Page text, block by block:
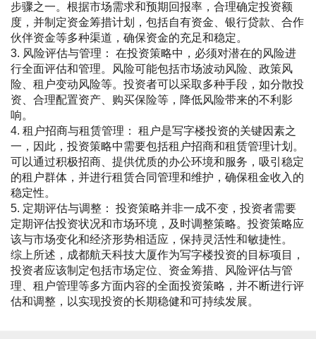
步骤之一。根据市场需求和预期回报率，合理确定投资额
度，并制定资金筹措计划，包括自有资金、银行贷款、合作
伙伴资金等多种渠道，确保资金的充足和稳定。
3. 风险评估与管理： 在投资策略中，必须对潜在的风险进
行全面评估和管理。风险可能包括市场波动风险、政策风
险、租户变动风险等。投资者可以采取多种手段，如分散投
资、合理配置资产、购买保险等，降低风险带来的不利影
响。
4. 租户招商与租赁管理： 租户是写字楼投资的关键因素之
一，因此，投资策略中需要包括租户招商和租赁管理计划。
可以通过积极招商、提供优质的办公环境和服务，吸引稳定
的租户群体，并进行租赁合同管理和维护，确保租金收入的
稳定性。
5. 定期评估与调整： 投资策略并非一成不变，投资者需要
定期评估投资状况和市场环境，及时调整策略。投资策略应
该与市场变化和经济形势相适应，保持灵活性和敏捷性。
综上所述，成都航天科技大厦作为写字楼投资的目标项目，
投资者应该制定包括市场定位、资金筹措、风险评估与管
理、租户管理等多方面内容的全面投资策略，并不断进行评
估和调整，以实现投资的长期稳健和可持续发展。